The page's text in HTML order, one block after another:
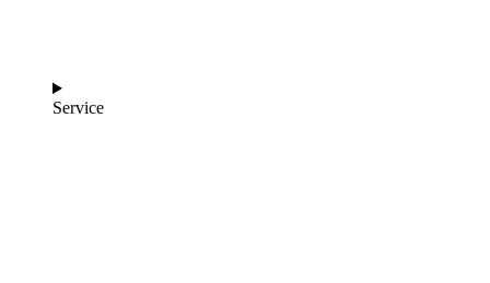
Service